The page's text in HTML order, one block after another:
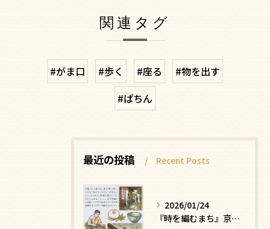
関連タグ
#がま口 #歩く #座る
#物を出す
#ぱちん
最近の投稿 Recent Posts
2026/01/24
『時を編むまち』京都ー日常にひそむ、静かな贅沢